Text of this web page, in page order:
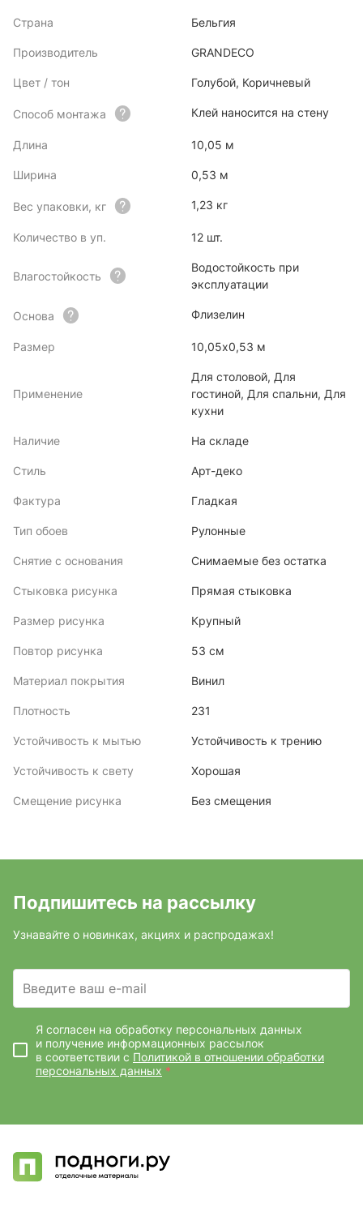
Страна Бельгия
Производитель GRANDECO
Цвет / тон Голубой, Коричневый
Способ монтажа Клей наносится на стену
Длина 10,05 м
Ширина 0,53 м
Вес упаковки, кг 1,23 кг
Количество в уп. 12 шт.
Влагостойкость
Водостойкость при
эксплуатации
Основа Флизелин
Размер 10,05х0,53 м
Применение
Для столовой, Для
гостиной, Для спальни, Для
кухни
Наличие На складе
Стиль Арт-деко
Фактура Гладкая
Тип обоев Рулонные
Снятие с основания Снимаемые без остатка
Стыковка рисунка Прямая стыковка
Размер рисунка Крупный
Повтор рисунка 53 см
Материал покрытия Винил
Плотность 231
Устойчивость к мытью Устойчивость к трению
Устойчивость к свету Хорошая
Смещение рисунка Без смещения
Подпишитесь на рассылку
Узнавайте о новинках, акциях и распродажах!
Введите ваш e-mail
Я согласен на обработку персональных данных
и получение информационных рассылок
в соответствии с Политикой в отношении обработки
персональных данных *